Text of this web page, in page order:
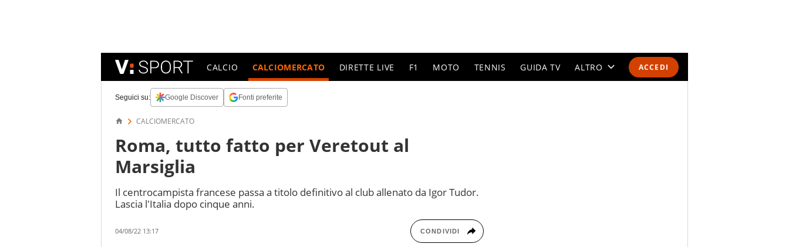
ACCEDI
CALCIO CALCIOMERCATO DIRETTE LIVE F1 MOTO TENNIS GUIDA TV ALTRO
Seguici su: Google Discover Fonti preferite
CALCIOMERCATO
Roma, tutto fatto per Veretout al
Marsiglia
Il centrocampista francese passa a titolo definitivo al club allenato da Igor Tudor.
Lascia l'Italia dopo cinque anni.
04/08/22 13:17 CONDIVIDI